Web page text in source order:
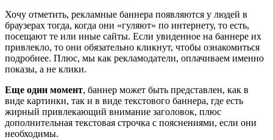
Хочу отметить, рекламные баннера появляются у людей в
браузерах тогда, когда они «гуляют» по интернету, то есть,
посещают те или иные сайты. Если увиденное на баннере их
привлекло, то они обязательно кликнут, чтобы ознакомиться
подробнее. Плюс, мы как рекламодатели, оплачиваем именно
показы, а не клики.
Еще один момент, баннер может быть представлен, как в
виде картинки, так и в виде текстового баннера, где есть
жирный привлекающий внимание заголовок, плюс
дополнительная текстовая строчка с пояснениями, если они
необходимы.